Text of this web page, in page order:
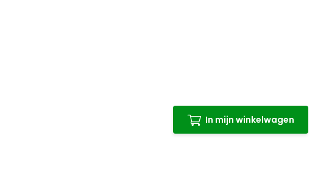
In mijn winkelwagen